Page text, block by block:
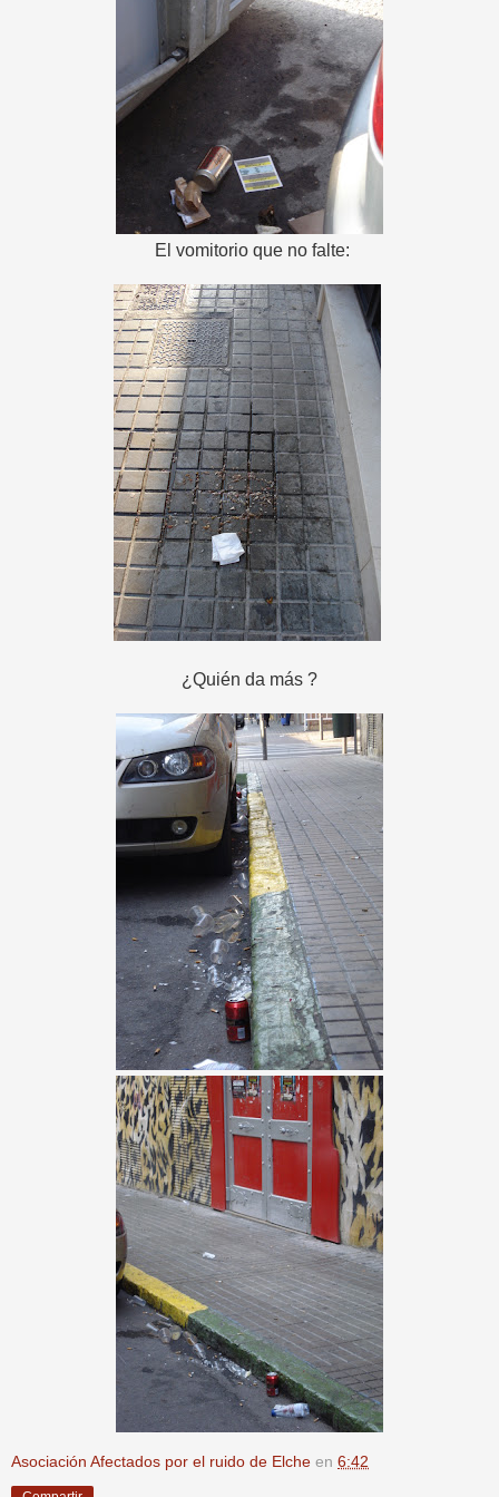
El vomitorio que no falte:
¿Quién da más ?
Asociación Afectados por el ruido de Elche en 6:42